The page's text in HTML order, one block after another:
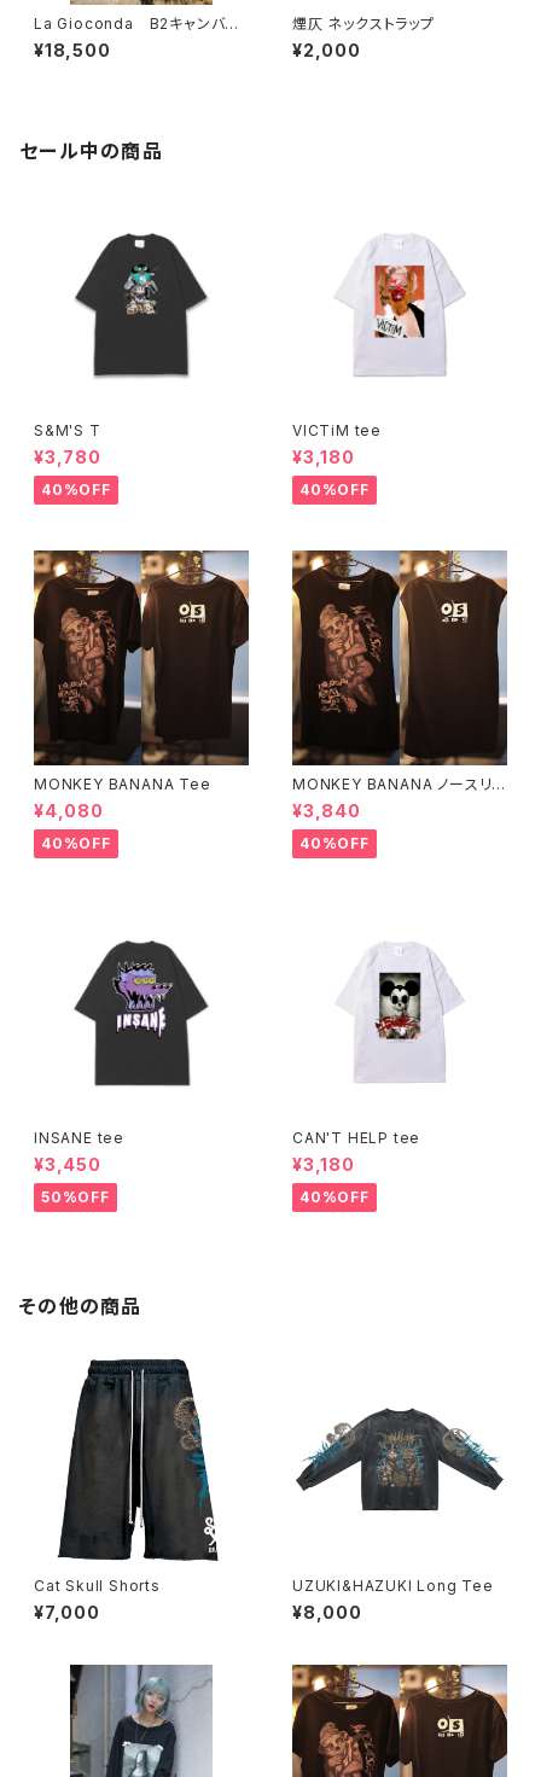
La Gioconda B2キャンバス
ボード
¥18,500
煙仄 ネックストラップ
¥2,000
セール中の商品
S&M'S T
¥3,780
40%OFF
VICTiM tee
¥3,180
40%OFF
MONKEY BANANA Tee
¥4,080
40%OFF
MONKEY BANANA ノースリ
ーブ
¥3,840
40%OFF
INSANE tee
¥3,450
50%OFF
CAN'T HELP tee
¥3,180
40%OFF
その他の商品
Cat Skull Shorts
¥7,000
UZUKI&HAZUKI Long Tee
¥8,000